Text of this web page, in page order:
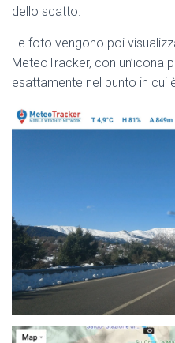
dello scatto.
Le foto vengono poi
MeteoTracker, con un’icona
esattamente nel punto in cui